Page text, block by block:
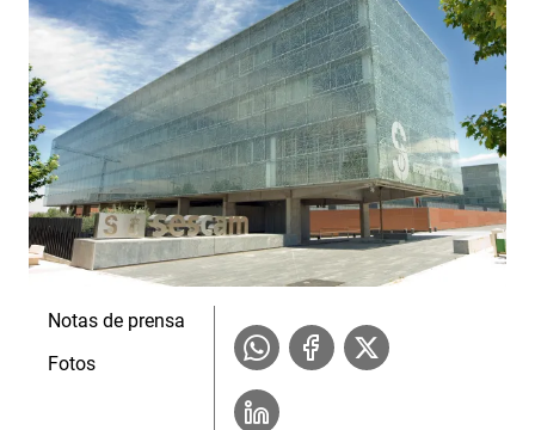
Notas de prensa
Fotos